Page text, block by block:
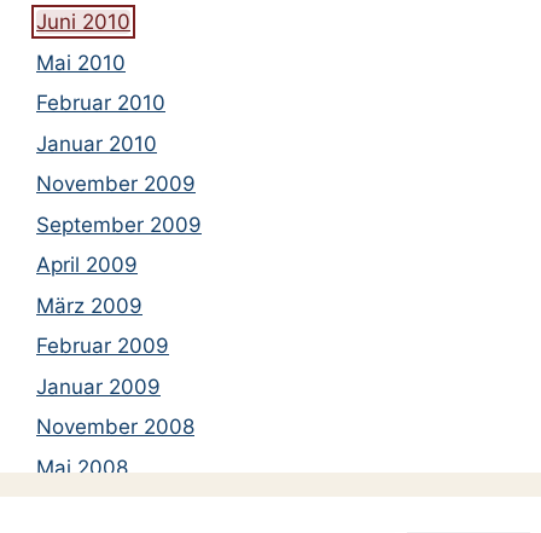
Juni 2010
Mai 2010
Februar 2010
Januar 2010
November 2009
September 2009
April 2009
März 2009
Februar 2009
Januar 2009
November 2008
Mai 2008